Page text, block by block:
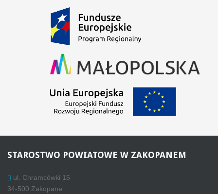
STAROSTWO POWIATOWE W ZAKOPANEM
ul. Chramcówki 15
34-500 Zakopane